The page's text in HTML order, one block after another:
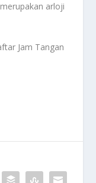
arloji
Jam Tangan